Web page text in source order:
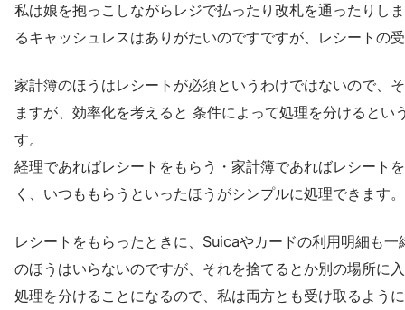
私は娘を抱っこしながらレジで払ったり改札を通ったりし
るキャッシュレスはありがたいのですですが、レシートの
家計簿のほうはレシートが必須というわけではないので、
ますが、効率化を考えると 条件によって処理を分けるとい
す。
経理であればレシートをもらう・家計簿であればレシート
く、いつももらうといったほうがシンプルに処理できます。
レシートをもらったときに、Suicaやカードの利用明細も
のほうはいらないのですが、それを捨てるとか別の場所に
処理を分けることになるので、私は両方とも受け取るよう